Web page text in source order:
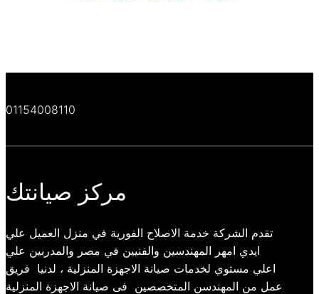
01154008110
مركز صيانتك
تقدم الشركة خدمة الاصلاح الفورية في منزل العميل علي
ايدي امهر المهندسين والفنيين في مصر والمدربين علي
اعلي مستوي لخدمات صيانة الاجهزة المنزلية ، لدنيا فريق
عمل من المهندسن المتخصصين فى صيانة الاجهزة المنزلية